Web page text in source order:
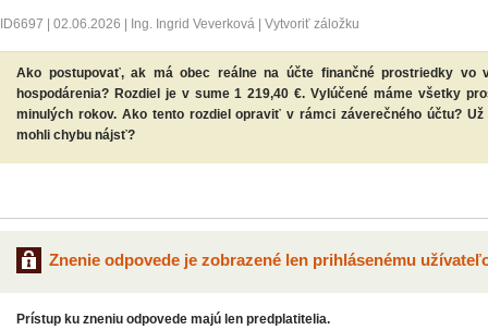
ID6697 02.06.2026 Ing. Ingrid Veverková Vytvoriť záložku
Ako postupovať, ak má obec reálne na účte finančné prostriedky vo
hospodárenia? Rozdiel je v sume 1 219,40 €. Vylúčené máme všetky
minulých rokov. Ako tento rozdiel opraviť v rámci záverečného účtu?
mohli chybu nájsť?
Znenie odpovede je zobrazené len prihlásenému
Prístup ku zneniu odpovede majú len predplatitelia.